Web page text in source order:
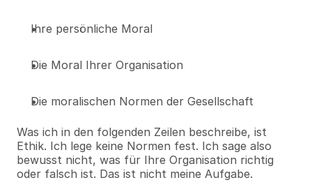
Ihre persönliche Moral
Die Moral Ihrer Organisation
Die moralischen Normen der Gesellschaft
Was ich in den folgenden Zeilen beschreibe, ist
Ethik. Ich lege keine Normen fest. Ich sage also
bewusst nicht, was für Ihre Organisation richtig
oder falsch ist. Das ist nicht meine Aufgabe.